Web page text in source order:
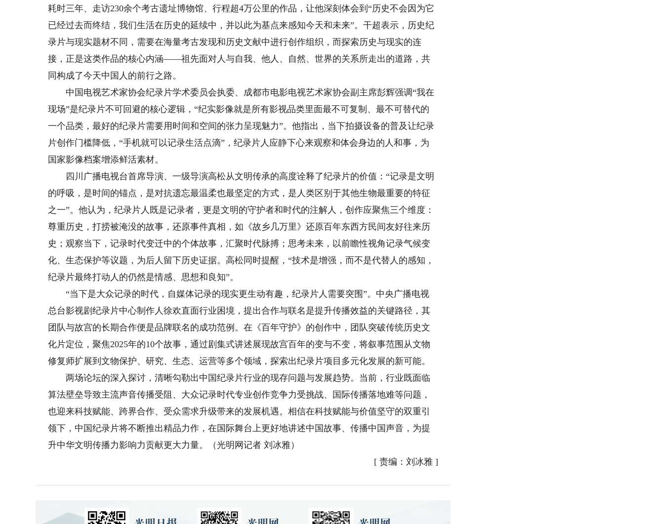
耗时三年、走访230余个考古遗址博物馆、行程超4万公里的作品，让他深刻体会到“历史不会因为它
已经过去而终结，我们生活在历史的延续中，并以此为基点来感知今天和未来”。干超表示，历史纪
录片与现实题材不同，需要在海量考古发现和历史文献中进行创作组织，而探索历史与现实的连
接，正是这类作品的核心内涵——祖先面对人与自我、他人、自然、世界的关系所走出的道路，共
同构成了今天中国人的前行之路。
中国电视艺术家协会纪录片学术委员会执委、成都市电影电视艺术家协会副主席彭辉强调“我在
现场”是纪录片不可回避的核心逻辑，“纪实影像就是所有影视品类里面最不可复制、最不可替代的
一个品类，最好的纪录片需要用时间和空间的张力呈现魅力”。他指出，当下拍摄设备的普及让纪录
片创作门槛降低，“手机就可以记录生活点滴”，纪录片人应静下心来观察和体会身边的人和事，为
国家影像档案增添鲜活素材。
四川广播电视台首席导演、一级导演高松从文明传承的高度诠释了纪录片的价值：“记录是文明
的呼吸，是时间的锚点，是对抗遗忘最温柔也最坚定的方式，是人类区别于其他生物最重要的特征
之一”。他认为，纪录片人既是记录者，更是文明的守护者和时代的注解人，创作应聚焦三个维度：
尊重历史，打捞被淹没的故事，还原事件真相，如《故乡几万里》还原百年东西方民间友好往来历
史；观察当下，记录时代变迁中的个体故事，汇聚时代脉搏；思考未来，以前瞻性视角记录气候变
化、生态保护等议题，为后人留下历史证据。高松同时提醒，“技术是增强，而不是代替人的感知，
纪录片最终打动人的仍然是情感、思想和良知”。
“当下是大众记录的时代，自媒体记录的现实更生动有趣，纪录片人需要突围”。中央广播电视
总台影视剧纪录片中心制作人徐欢直面行业困境，提出合作与联名是提升传播效益的关键路径，其
团队与故宫的长期合作便是品牌联名的成功范例。在《百年守护》的创作中，团队突破传统历史文
化片定位，聚焦2025年的10个故事，通过剧集式讲述展现故宫百年的变与不变，将叙事范围从文物
修复师扩展到文物保护、研究、生态、运营等多个领域，探索出纪录片项目多元化发展的新可能。
两场论坛的深入探讨，清晰勾勒出中国纪录片行业的现存问题与发展趋势。当前，行业既面临
算法壁垒导致主流声音传播受阻、大众记录时代专业创作竞争力受挑战、国际传播落地难等问题，
也迎来科技赋能、跨界合作、受众需求升级带来的发展机遇。相信在科技赋能与价值坚守的双重引
领下，中国纪录片将不断推出精品力作，在国际舞台上更好地讲述中国故事、传播中国声音，为提
升中华文明传播力影响力贡献更大力量。（光明网记者 刘冰雅）
[ 责编：刘冰雅 ]